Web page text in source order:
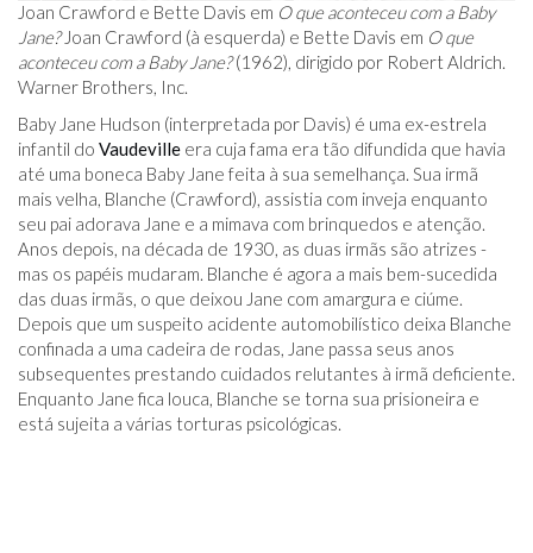
Joan Crawford e Bette Davis em O que aconteceu com a Baby
Jane?Joan Crawford (à esquerda) e Bette Davis em O que
aconteceu com a Baby Jane?(1962), dirigido por Robert Aldrich.
Warner Brothers, Inc.
Baby Jane Hudson (interpretada por Davis) é uma ex-estrela
infantil do Vaudeville era cuja fama era tão difundida que havia
até uma boneca Baby Jane feita à sua semelhança. Sua irmã
mais velha, Blanche (Crawford), assistia com inveja enquanto
seu pai adorava Jane e a mimava com brinquedos e atenção.
Anos depois, na década de 1930, as duas irmãs são atrizes -
mas os papéis mudaram. Blanche é agora a mais bem-sucedida
das duas irmãs, o que deixou Jane com amargura e ciúme.
Depois que um suspeito acidente automobilístico deixa Blanche
confinada a uma cadeira de rodas, Jane passa seus anos
subsequentes prestando cuidados relutantes à irmã deficiente.
Enquanto Jane fica louca, Blanche se torna sua prisioneira e
está sujeita a várias torturas psicológicas.